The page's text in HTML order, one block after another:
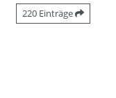
220 Einträge